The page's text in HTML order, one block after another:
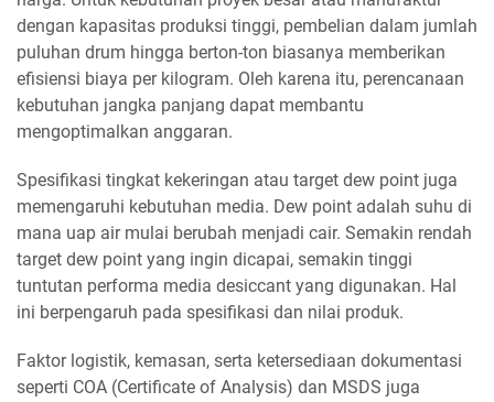
dengan kapasitas produksi tinggi, pembelian dalam jumlah
puluhan drum hingga berton-ton biasanya memberikan
efisiensi biaya per kilogram. Oleh karena itu, perencanaan
kebutuhan jangka panjang dapat membantu
mengoptimalkan anggaran.
Spesifikasi tingkat kekeringan atau target dew point juga
memengaruhi kebutuhan media. Dew point adalah suhu di
mana uap air mulai berubah menjadi cair. Semakin rendah
target dew point yang ingin dicapai, semakin tinggi
tuntutan performa media desiccant yang digunakan. Hal
ini berpengaruh pada spesifikasi dan nilai produk.
Faktor logistik, kemasan, serta ketersediaan dokumentasi
seperti COA (Certificate of Analysis) dan MSDS juga